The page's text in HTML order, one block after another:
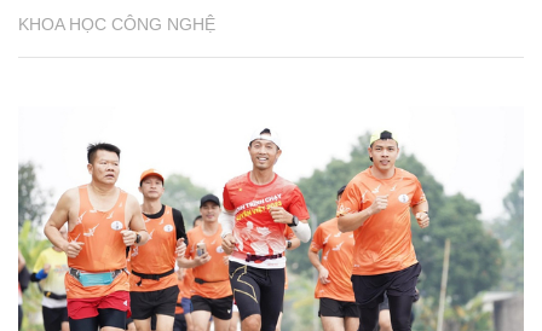
KHOA HỌC CÔNG NGHỆ